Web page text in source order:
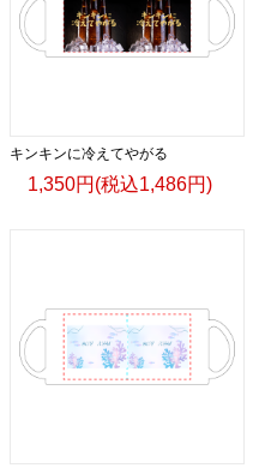
キンキンに冷えてやがる
1,350円(税込1,486円)